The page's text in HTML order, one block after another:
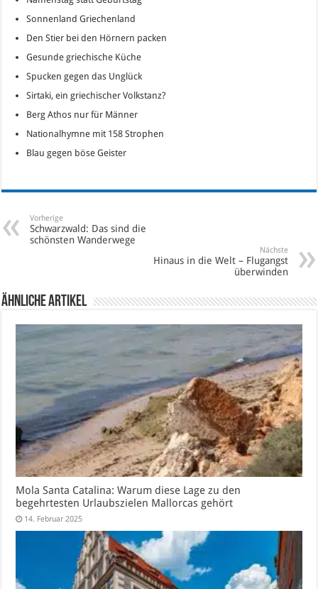
Sonnenland Griechenland
Den Stier bei den Hörnern packen
Gesunde griechische Küche
Spucken gegen das Unglück
Sirtaki, ein griechischer Volkstanz?
Berg Athos nur für Männer
Nationalhymne mit 158 Strophen
Blau gegen böse Geister
Vorherige
Schwarzwald: Das sind die
schönsten Wanderwege
Nächste
Hinaus in die Welt – Flugangst
überwinden
Ähnliche Artikel
Mola Santa Catalina: Warum diese Lage zu den
begehrtesten Urlaubszielen Mallorcas gehört
14. Februar 2025